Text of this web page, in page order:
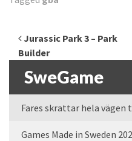
Inläggsnavigering
Jurassic Park 3 – Park
Builder
SweGame
Fares skrattar hela